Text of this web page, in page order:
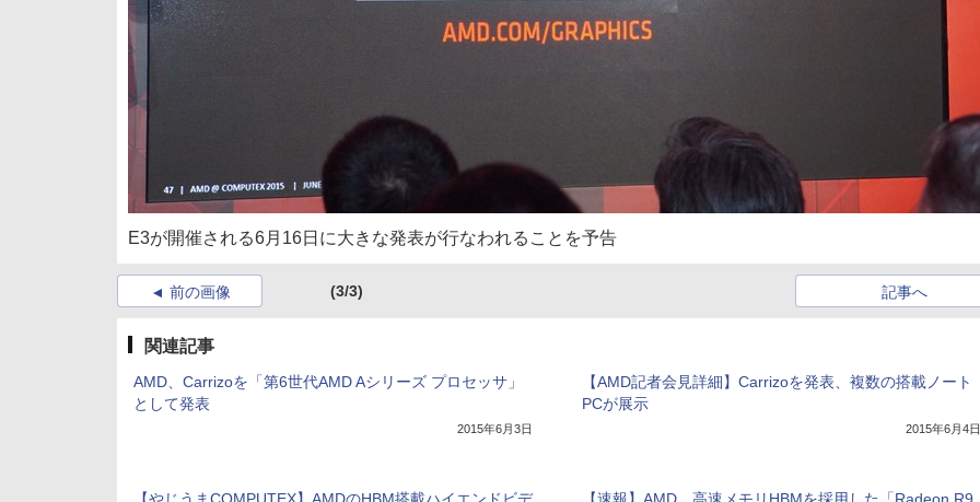
E3が開催される6月16日に大きな発表が行なわれることを予告
前の画像 (3/3) 記事へ
関連記事
AMD、Carrizoを「第6世代AMD Aシリーズ プロセッサ」
として発表
2015年6月3日
【AMD記者会見詳細】Carrizoを発表、複数の搭載ノート
PCが展示
2015年6月4日